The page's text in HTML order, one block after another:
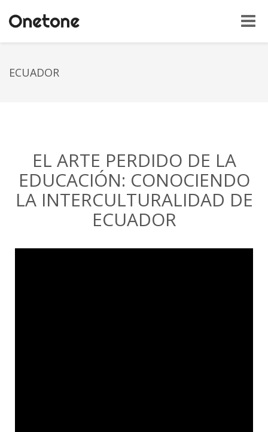
Toggle
ECUADOR
EL ARTE PERDIDO DE LA
EDUCACIÓN: CONOCIENDO
LA INTERCULTURALIDAD DE
ECUADOR